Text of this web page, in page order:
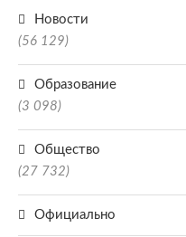
Новости
(56 129)
Образование
(3 098)
Общество
(27 732)
Официально